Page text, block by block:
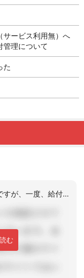
サービス利用無）へ
管理について
た
こんばんは、請求できなくもないのですが、一度、給付管理を提出した後の、修正は、や
む